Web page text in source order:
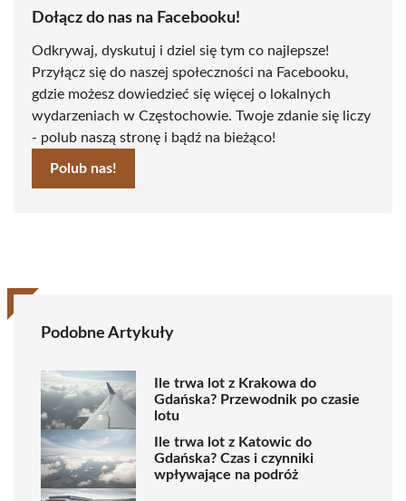
Dołącz do nas na Facebooku!
Odkrywaj, dyskutuj i dziel się tym co najlepsze!
Przyłącz się do naszej społeczności na Facebooku,
gdzie możesz dowiedzieć się więcej o lokalnych
wydarzeniach w Częstochowie. Twoje zdanie się liczy
- polub naszą stronę i bądź na bieżąco!
Polub nas!
Podobne Artykuły
Ile trwa lot z Krakowa do
Gdańska? Przewodnik po czasie
lotu
Ile trwa lot z Katowic do
Gdańska? Czas i czynniki
wpływające na podróż